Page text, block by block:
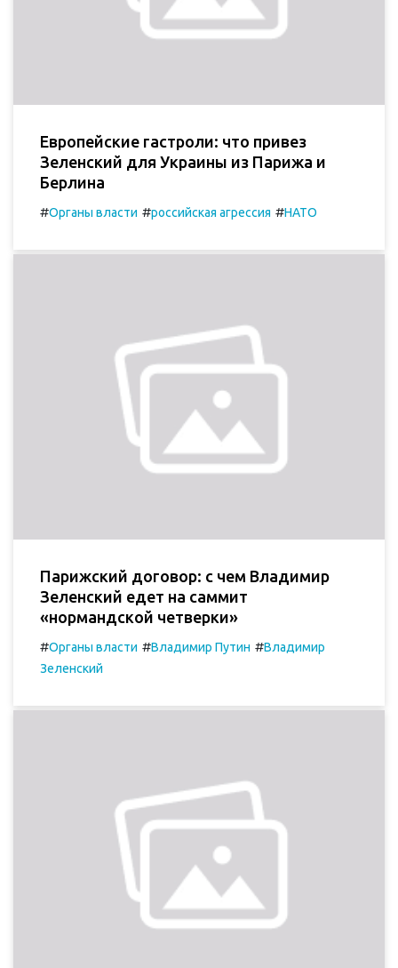
Европейские гастроли: что привез
Зеленский для Украины из Парижа и
Берлина
#Органы власти #российская агрессия #НАТО
Парижский договор: с чем Владимир
Зеленский едет на саммит
«нормандской четверки»
#Органы власти #Владимир Путин #Владимир
Зеленский